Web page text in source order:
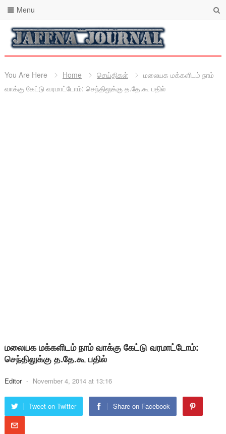
Menu
You Are Here Home செய்திகள்
மலையக மக்களிடம் நாம்
வாக்கு கேட்டு வரமாட்டோம்: செந்திலுக்கு த.தே.கூ பதில்
மலையக மக்களிடம் நாம் வாக்கு கேட்டு வரமாட்டோம்:
செந்திலுக்கு த.தே.கூ பதில்
Editor - November 4, 2014 at 13:16
Tweet on Twitter Share on Facebook